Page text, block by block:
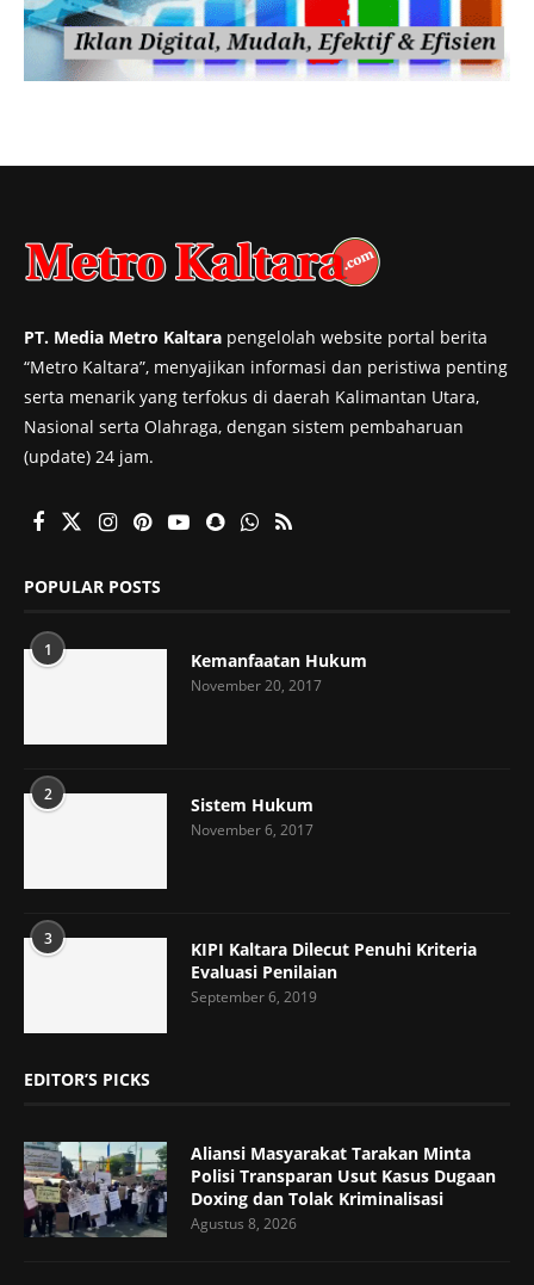
PT. Media Metro Kaltara pengelolah website portal berita
“Metro Kaltara”, menyajikan informasi dan peristiwa penting
serta menarik yang terfokus di daerah Kalimantan Utara,
Nasional serta Olahraga, dengan sistem pembaharuan
(update) 24 jam.
POPULAR POSTS
1 Kemanfaatan Hukum
November 20, 2017
2 Sistem Hukum
November 6, 2017
3
KIPI Kaltara Dilecut Penuhi Kriteria
Evaluasi Penilaian
September 6, 2019
EDITOR’S PICKS
Aliansi Masyarakat Tarakan Minta
Polisi Transparan Usut Kasus Dugaan
Doxing dan Tolak Kriminalisasi
Agustus 8, 2026